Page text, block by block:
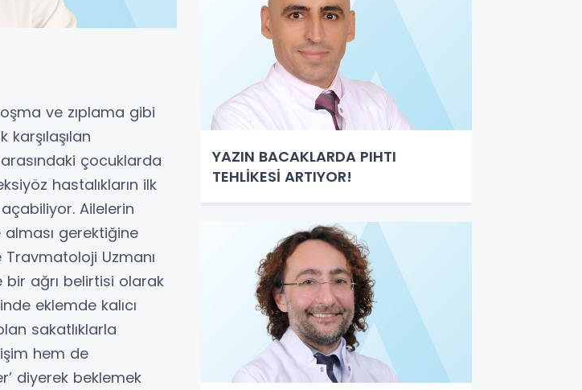
ve zıplama gibi
çocuklarda
hastalıkların ilk
Ailelerin
gerektiğine
Uzmanı
bir ağrı belirtisi olarak
eklemde kalıcı
sakatlıklarla
hem de
diyerek beklemek
YAZIN BACAKLARDA PIHTI
TEHLİKESİ ARTIYOR!